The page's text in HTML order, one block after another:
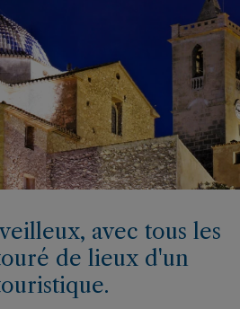
avec tous les
de lieux d'un